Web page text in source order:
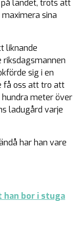
landet, trots att
sina
liknande
riksdagsmannen
sig i en
få oss att tro att
meter över
ladugård varje
har han vare
han bor i stuga